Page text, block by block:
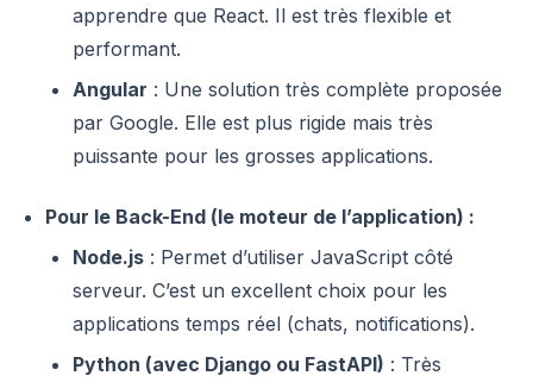
apprendre que React. Il est très flexible et
performant.
Angular : Une solution très complète proposée
par Google. Elle est plus rigide mais très
puissante pour les grosses applications.
Pour le Back-End (le moteur de l’application) :
Node.js: Permet d’utiliser JavaScript côté
serveur. C’est un excellent choix pour les
applications temps réel (chats, notifications).
Python (avec Django ou FastAPI) : Très